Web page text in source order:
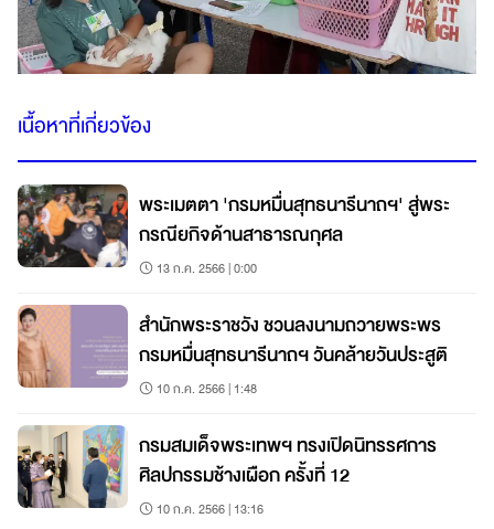
เนื้อหาที่เกี่ยวข้อง
พระเมตตา 'กรมหมื่นสุทธนารีนาถฯ' สู่พระ
กรณียกิจด้านสาธารณกุศล
13 ก.ค. 2566 | 0:00
สำนักพระราชวัง ชวนลงนามถวายพระพร
กรมหมื่นสุทธนารีนาถฯ วันคล้ายวันประสูติ
10 ก.ค. 2566 | 1:48
กรมสมเด็จพระเทพฯ ทรงเปิดนิทรรศการ
ศิลปกรรมช้างเผือก ครั้งที่ 12
10 ก.ค. 2566 | 13:16